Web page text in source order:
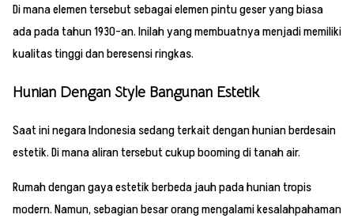
Di mana elemen tersebut sebagai elemen pintu geser yang biasa
ada pada tahun 1930-an. Inilah yang membuatnya menjadi memiliki
kualitas tinggi dan beresensi ringkas.
Hunian Dengan Style Bangunan Estetik
Saat ini negara Indonesia sedang terkait dengan hunian berdesain
estetik. Di mana aliran tersebut cukup booming di tanah air.
Rumah dengan gaya estetik berbeda jauh pada hunian tropis
modern. Namun, sebagian besar orang mengalami kesalahpahaman